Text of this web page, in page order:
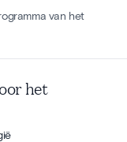
van het
het